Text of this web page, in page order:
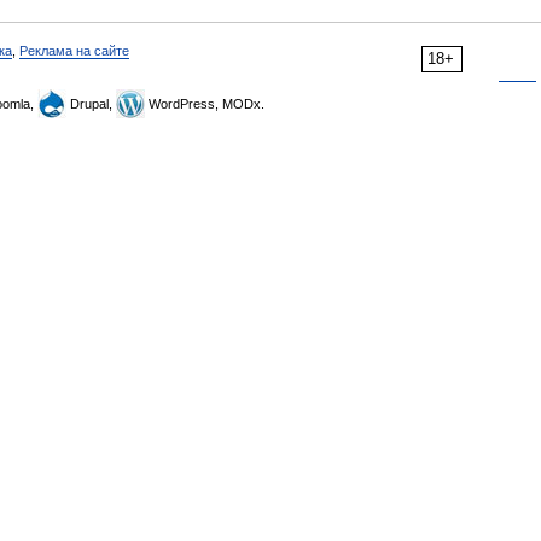
18+
Реклама на сайте
Drupal, WordPress, MODx.